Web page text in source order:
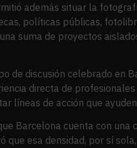
además situar la
políticas públicas,
suma de proyectos
de discusión celebrado
directa de
líneas de acción que
Barcelona cuenta con
que esa densidad, por sí